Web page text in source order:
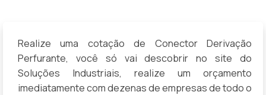
Realize uma cotação de Conector Derivação
Perfurante, você só vai descobrir no site do
Soluções Industriais, realize um orçamento
imediatamente com dezenas de empresas de todo o